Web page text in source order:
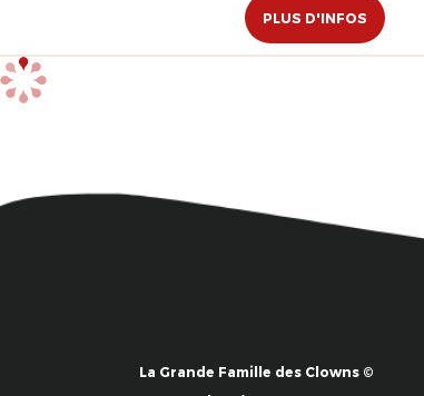
PLUS D'INFOS
La Grande Famille des Clowns ©